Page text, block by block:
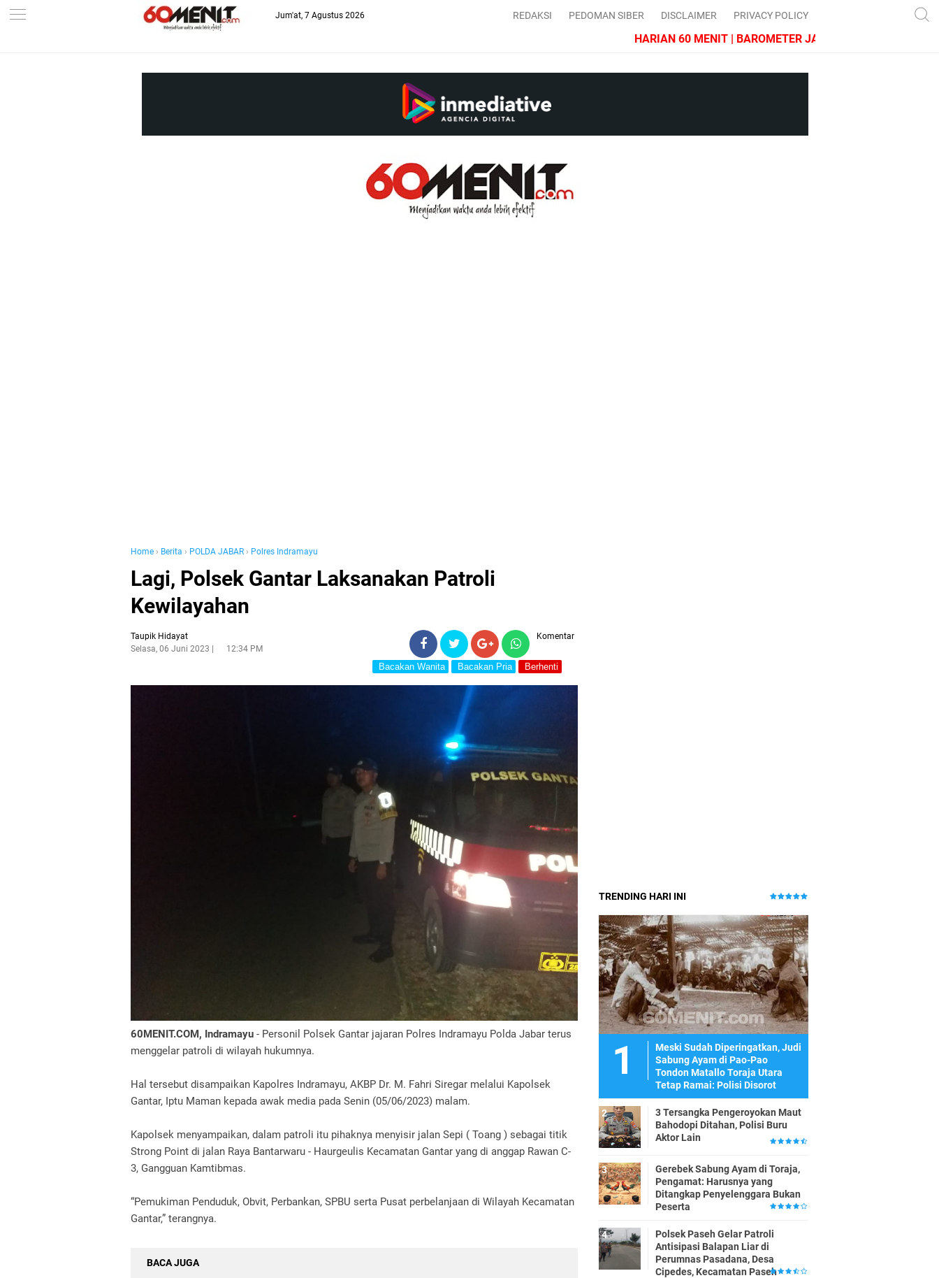
--> Jum'at, 7 Agustus 2026 REDAKSI PEDOMAN SIBER DISCLAIMER PRIVACY POLICY
HARIAN 60 MENIT | BAROMETER JAWA BARAT
Home › Berita › POLDA JABAR › Polres Indramayu
Lagi, Polsek Gantar Laksanakan Patroli
Kewilayahan
Taupik Hidayat
Selasa, 06 Juni 2023
12:34 PM
Komentar
Bacakan Wanita Bacakan Pria Berhenti
60MENIT.COM, Indramayu - Personil Polsek Gantar jajaran Polres Indramayu Polda Jabar terus
menggelar patroli di wilayah hukumnya.
Hal tersebut disampaikan Kapolres Indramayu, AKBP Dr. M. Fahri Siregar melalui Kapolsek
Gantar, Iptu Maman kepada awak media pada Senin (05/06/2023) malam.
Kapolsek menyampaikan, dalam patroli itu pihaknya menyisir jalan Sepi ( Toang ) sebagai titik
Strong Point di jalan Raya Bantarwaru - Haurgeulis Kecamatan Gantar yang di anggap Rawan C-
3, Gangguan Kamtibmas.
“Pemukiman Penduduk, Obvit, Perbankan, SPBU serta Pusat perbelanjaan di Wilayah Kecamatan
Gantar,” terangnya.
BACA JUGA
TRENDING HARI INI
Meski Sudah Diperingatkan, Judi
Sabung Ayam di Pao-Pao
Tondon Matallo Toraja Utara
Tetap Ramai: Polisi Disorot
3 Tersangka Pengeroyokan Maut
Bahodopi Ditahan, Polisi Buru
Aktor Lain
Gerebek Sabung Ayam di Toraja,
Pengamat: Harusnya yang
Ditangkap Penyelenggara Bukan
Peserta
Polsek Paseh Gelar Patroli
Antisipasi Balapan Liar di
Perumnas Pasadana, Desa
Cipedes, Kecamatan Paseh